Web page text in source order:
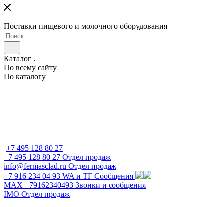
Поставки пищевого и молочного оборудования
Каталог
По всему сайту
По каталогу
+7 495 128 80 27
+7 495 128 80 27 Отдел продаж
info@fermasclad.ru Отдел продаж
+7 916 234 04 93 WA и ТГ Сообщения
MAX +79162340493 Звонки и сообщения
IMO Отдел продаж